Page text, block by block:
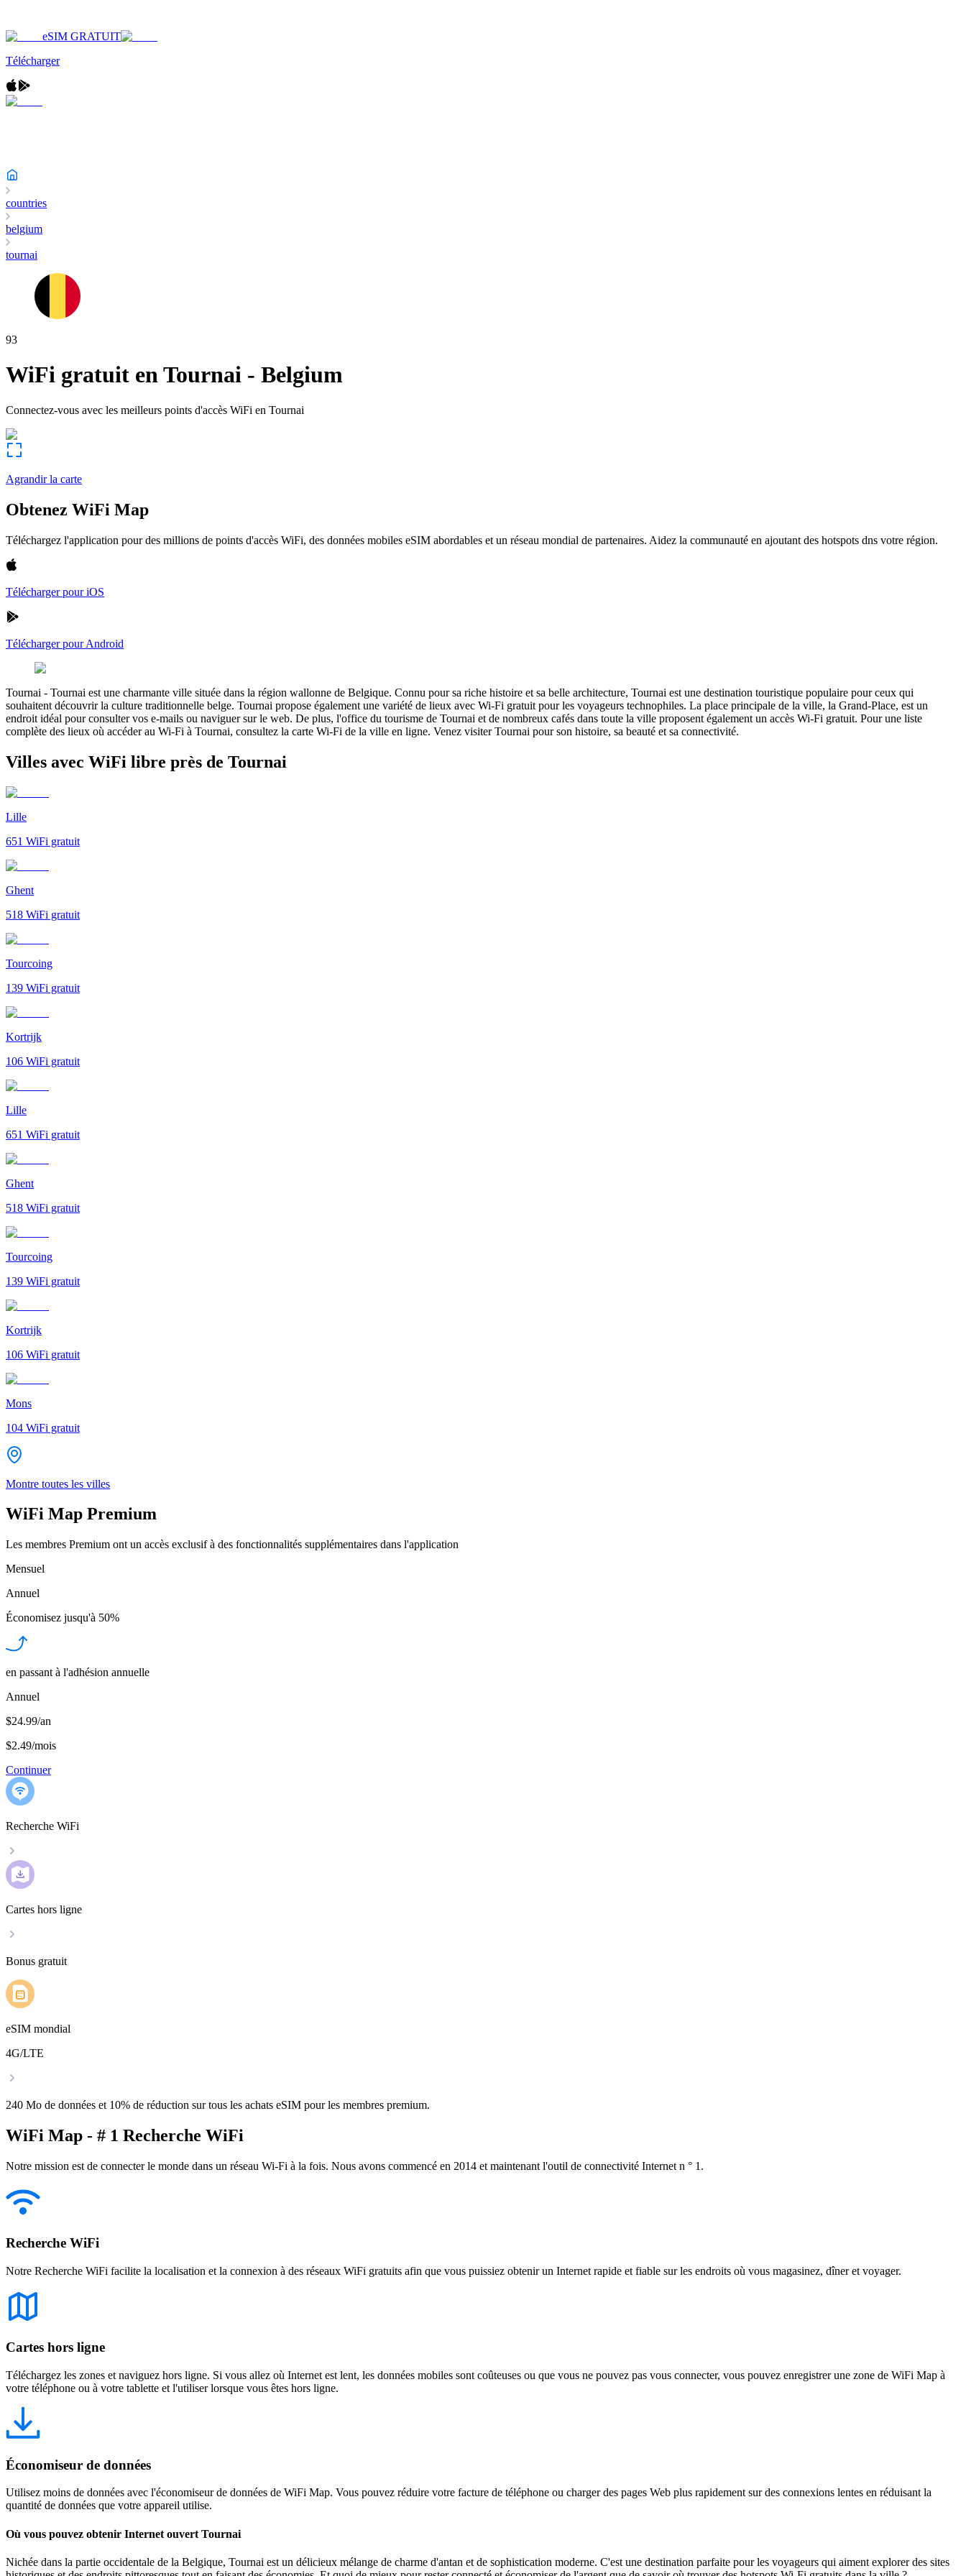
eSIM GRATUIT
Télécharger
countries
belgium
tournai
93
WiFi gratuit enTournai - Belgium
Connectez-vous avec les meilleurs points d'accès WiFi en Tournai
Agrandir la carte
Obtenez WiFi Map
Téléchargez l'application pour des millions de points d'accès WiFi, des données mobiles eSIM abordables et un réseau mondial de partenaires. Aidez la communauté en ajoutant des hotspots dns votre région.
Télécharger pour iOS
Télécharger pour Android
Tournai - Tournai est une charmante ville située dans la région wallonne de Belgique. Connu pour sa riche histoire et sa belle architecture, Tournai est une destination touristique populaire pour ceux qui
souhaitent découvrir la culture traditionnelle belge. Tournai propose également une variété de lieux avec Wi-Fi gratuit pour les voyageurs technophiles. La place principale de la ville, la Grand-Place, est un
endroit idéal pour consulter vos e-mails ou naviguer sur le web. De plus, l'office du tourisme de Tournai et de nombreux cafés dans toute la ville proposent également un accès Wi-Fi gratuit. Pour une liste
complète des lieux où accéder au Wi-Fi à Tournai, consultez la carte Wi-Fi de la ville en ligne. Venez visiter Tournai pour son histoire, sa beauté et sa connectivité.
Villes avec WiFi libre près de Tournai
Lille
651 WiFi gratuit
Ghent
518 WiFi gratuit
Tourcoing
139 WiFi gratuit
Kortrijk
106 WiFi gratuit
Lille
651 WiFi gratuit
Ghent
518 WiFi gratuit
Tourcoing
139 WiFi gratuit
Kortrijk
106 WiFi gratuit
Mons
104 WiFi gratuit
Montre toutes les villes
WiFi Map Premium
Les membres Premium ont un accès exclusif à des fonctionnalités supplémentaires dans l'application
Mensuel
Annuel
Économisez jusqu'à 50%
en passant à l'adhésion annuelle
Annuel
$24.99/an
$2.49/mois
Continuer
Recherche WiFi
Cartes hors ligne
Bonus gratuit
eSIM mondial
4G/LTE
240 Mo de données et 10% de réduction sur tous les achats eSIM pour les membres premium.
WiFi Map - # 1 Recherche WiFi
Notre mission est de connecter le monde dans un réseau Wi-Fi à la fois. Nous avons commencé en 2014 et maintenant l'outil de connectivité Internet n ° 1.
Recherche WiFi
Notre Recherche WiFi facilite la localisation et la connexion à des réseaux WiFi gratuits afin que vous puissiez obtenir un Internet rapide et fiable sur les endroits où vous magasinez, dîner et voyager.
Cartes hors ligne
Téléchargez les zones et naviguez hors ligne. Si vous allez où Internet est lent, les données mobiles sont coûteuses ou que vous ne pouvez pas vous connecter, vous pouvez enregistrer une zone de WiFi Map à
votre téléphone ou à votre tablette et l'utiliser lorsque vous êtes hors ligne.
Économiseur de données
Utilisez moins de données avec l'économiseur de données de WiFi Map. Vous pouvez réduire votre facture de téléphone ou charger des pages Web plus rapidement sur des connexions lentes en réduisant la
quantité de données que votre appareil utilise.
Où vous pouvez obtenir Internet ouvert Tournai
Nichée dans la partie occidentale de la Belgique, Tournai est un délicieux mélange de charme d'antan et de sophistication moderne. C'est une destination parfaite pour les voyageurs qui aiment explorer des sites